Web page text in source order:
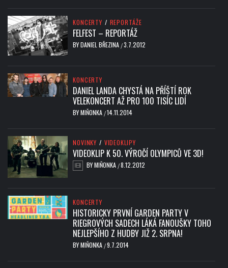
KONCERTY / REPORTÁŽE
FELFEST – REPORTÁŽ
BYDANIEL BŘEZINA /3.7.2012
KONCERTY
DANIEL LANDA CHYSTÁ NA PŘÍŠTÍ ROK
VELEKONCERT AŽ PRO 100 TISÍC LIDÍ
BYMIŇONKA /14.11.2014
NOVINKY / VIDEOKLIPY
VIDEOKLIP K 50. VÝROČÍ OLYMPICŮ VE 3D!
BYMIŇONKA /8.12.2012
KONCERTY
HISTORICKY PRVNÍ GARDEN PARTY V
RIEGROVÝCH SADECH LÁKÁ FANOUŠKY TOHO
NEJLEPŠÍHO Z HUDBY JIŽ 2. SRPNA!
BYMIŇONKA /9.7.2014